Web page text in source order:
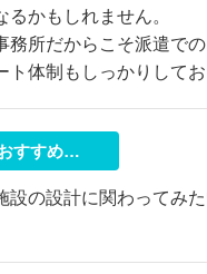
るかもしれません。
務所だからこそ派遣で
ト体制もしっかりしてお
すすめ…
設の設計に関わってみ